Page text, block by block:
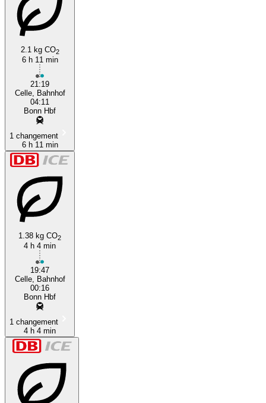
2.1 kg CO2
6 h 11 min
21:19
Celle, Bahnhof
04:11
Bonn Hbf
1 changement
6 h 11 min
1.38 kg CO2
4 h 4 min
19:47
Celle, Bahnhof
00:16
Bonn Hbf
1 changement
4 h 4 min